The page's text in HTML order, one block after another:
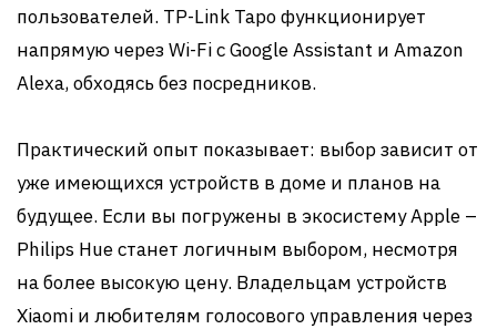
пользователей. TP-Link Tapo функционирует
напрямую через Wi-Fi с Google Assistant и Amazon
Alexa, обходясь без посредников.
Практический опыт показывает: выбор зависит от
уже имеющихся устройств в доме и планов на
будущее. Если вы погружены в экосистему Apple –
Philips Hue станет логичным выбором, несмотря
на более высокую цену. Владельцам устройств
Xiaomi и любителям голосового управления через